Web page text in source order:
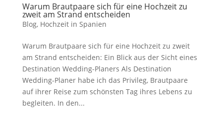
Warum Brautpaare sich für eine Hochzeit zu
zweit am Strand entscheiden
Blog, Hochzeit in Spanien
Warum Brautpaare sich für eine Hochzeit zu zweit
am Strand entscheiden: Ein Blick aus der Sicht eines
Destination Wedding-Planers Als Destination
Wedding-Planer habe ich das Privileg, Brautpaare
auf ihrer Reise zum schönsten Tag ihres Lebens zu
begleiten. In den...